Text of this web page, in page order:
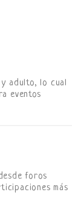
adulto, lo cual
eventos
foros
más